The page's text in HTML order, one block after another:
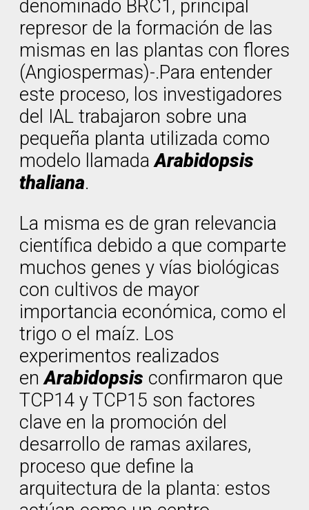
denominado BRC1, principal
represor de la formación de las
mismas en las plantas con flores
(Angiospermas)-.Para entender
este proceso, los investigadores
del IAL trabajaron sobre una
pequeña planta utilizada como
modelo llamadaArabidopsis
thaliana.
La misma es de gran relevancia
científica debido a que comparte
muchos genes y vías biológicas
con cultivos de mayor
importancia económica, como el
trigo o el maíz. Los
experimentos realizados
enArabidopsis confirmaron que
TCP14 y TCP15 son factores
clave en la promoción del
desarrollo de ramas axilares,
proceso que define la
arquitectura de la planta: estos